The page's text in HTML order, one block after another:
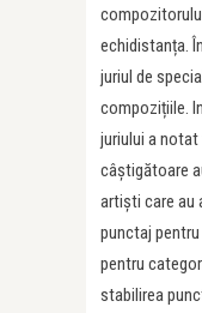
echidistanța.
juriul de
compozițiile.
juriului a
câștigătoare
artiști care au
punctaj
pentru
stabilirea